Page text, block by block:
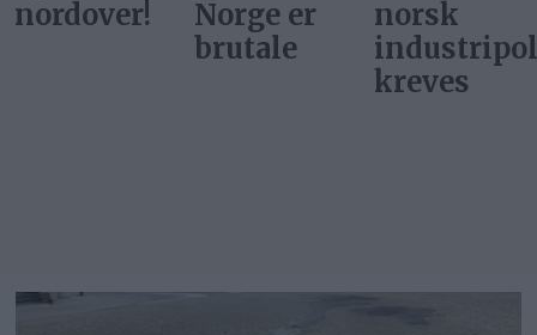
Norge er
norsk
industripolitikk
på